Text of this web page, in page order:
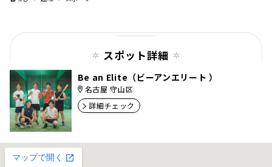
スポット詳細
Be an Elite（ビーアンエリート ）
名古屋 守山区
詳細チェック